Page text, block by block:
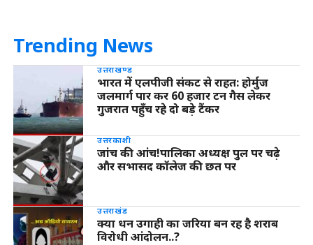
Trending News
उत्तराखण्ड
भारत में एलपीजी संकट से राहत: होर्मुज
जलमार्ग पार कर 60 हजार टन गैस लेकर
गुजरात पहुँच रहे दो बड़े टैंकर
उत्तरकाशी
जांच की आंच!पालिका अध्यक्ष पुल पर चढ़े
और सभासद कॉलेज की छत पर
उत्तराखंड
क्या धन उगाही का जरिया बन रह है शराब
विरोधी आंदोलन..?